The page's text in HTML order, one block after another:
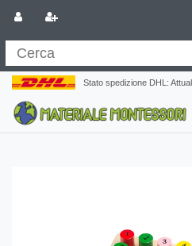
Stato spedizione DHL: